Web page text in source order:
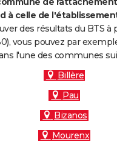
à celle de
des résultats du BTS à
vous pouvez par
l'une des communes
Billère
Pau
Bizanos
Mourenx